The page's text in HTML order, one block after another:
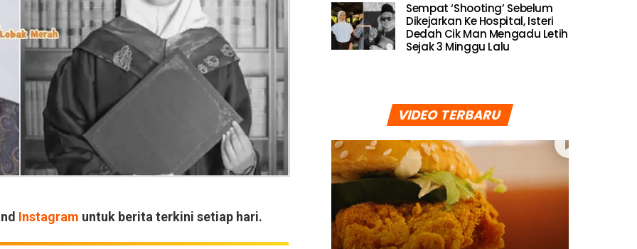
Instagram untuk berita terkini setiap hari.
Sempat ‘Shooting’ Sebelum
Dikejarkan Ke Hospital, Isteri
Dedah Cik Man Mengadu Letih
Sejak 3 Minggu Lalu
VIDEO TERBARU